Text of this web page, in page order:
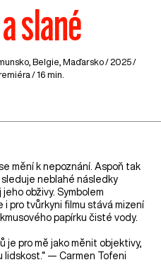
slané
Belgie Maďarsko/ 2025 /
/ 16 min.
mění k nepoznání. Aspoň tak
neblahé následky
obživy. Symbolem
pro tvůrkyni filmu stává mizení
papírku čisté vody.
je pro mě jako měnit objektivy,
lidskost.“ — Carmen Tofeni